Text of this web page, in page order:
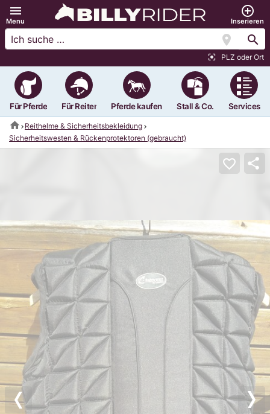
menu
Menu
add_circle_outline
Inserieren
location_on search
center_focus_strong PLZ oder Ort
Für Pferde Für Reiter Pferde kaufen Stall & Co. Services
home
Reithelme & Sicherheitsbekleidung
Sicherheitswesten & Rückenprotektoren (gebraucht)
Previous
favorite_border share